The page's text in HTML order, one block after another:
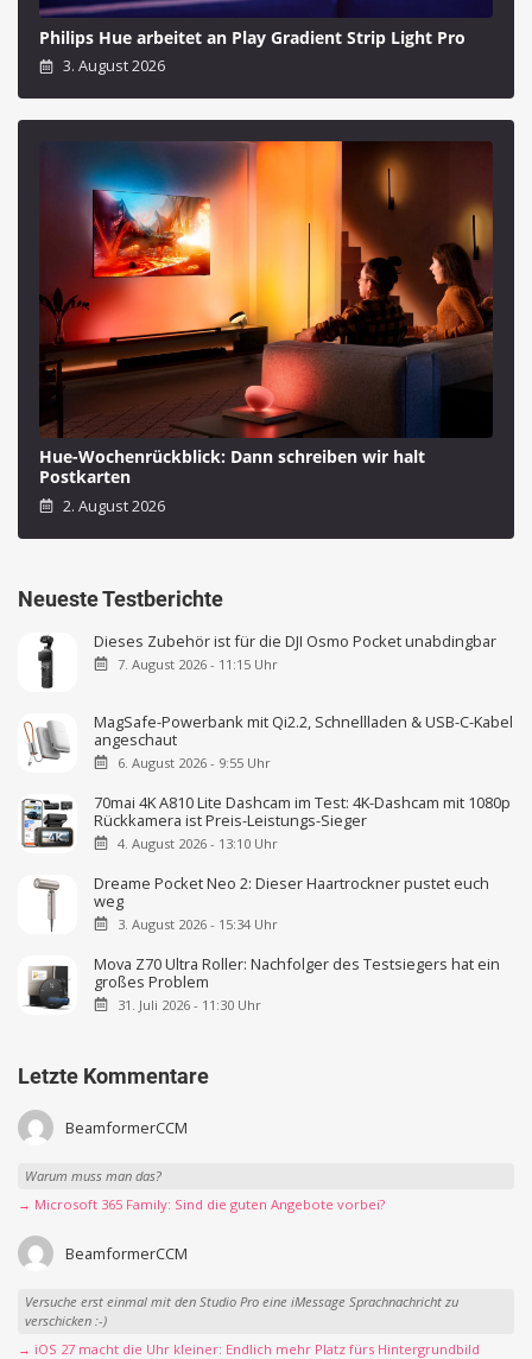
Philips Hue arbeitet an Play Gradient Strip Light Pro
3. August 2026
Hue-Wochenrückblick: Dann schreiben wir halt
Postkarten
2. August 2026
Neueste Testberichte
Dieses Zubehör ist für die DJI Osmo Pocket unabdingbar
7. August 2026 - 11:15 Uhr
MagSafe-Powerbank mit Qi2.2, Schnellladen & USB-C-Kabel
angeschaut
6. August 2026 - 9:55 Uhr
70mai 4K A810 Lite Dashcam im Test: 4K-Dashcam mit 1080p
Rückkamera ist Preis-Leistungs-Sieger
4. August 2026 - 13:10 Uhr
Dreame Pocket Neo 2: Dieser Haartrockner pustet euch
weg
3. August 2026 - 15:34 Uhr
Mova Z70 Ultra Roller: Nachfolger des Testsiegers hat ein
großes Problem
31. Juli 2026 - 11:30 Uhr
Letzte Kommentare
BeamformerCCM
Warum muss man das?
→ Microsoft 365 Family: Sind die guten Angebote vorbei?
BeamformerCCM
Versuche erst einmal mit den Studio Pro eine iMessage Sprachnachricht zu
verschicken :-)
→ iOS 27 macht die Uhr kleiner: Endlich mehr Platz fürs Hintergrundbild